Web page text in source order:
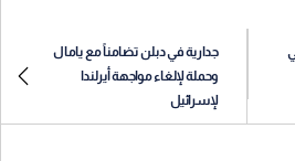
جدارية في دبلن تضامناً مع يامال
وحملة لإلغاء مواجهة أيرلندا
لإسرائيل